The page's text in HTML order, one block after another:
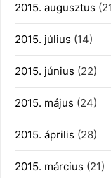
2015. augusztus
2015. július (14)
2015. június (22)
2015. május (24)
2015. április (28)
2015. március (21)